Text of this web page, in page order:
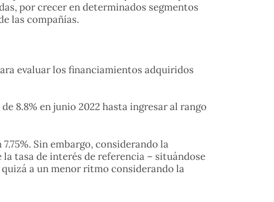
por crecer en determinados segmentos
las compañías.
evaluar los financiamientos adquiridos
8.8% en junio 2022 hasta ingresar al rango
Sin embargo, considerando la
tasa de interés de referencia – situándose
quizá a un menor ritmo considerando la